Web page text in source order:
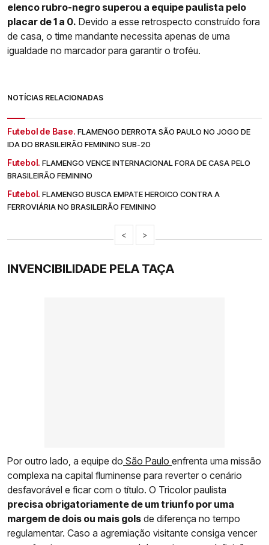
elenco rubro-negro superou a equipe paulista pelo
placar de 1 a 0. Devido a esse retrospecto construído fora
de casa, o time mandante necessita apenas de uma
igualdade no marcador para garantir o troféu.
NOTÍCIAS RELACIONADAS
Futebol de Base. FLAMENGO DERROTA SÃO PAULO NO JOGO DE
IDA DO BRASILEIRÃO FEMININO SUB-20
Futebol. FLAMENGO VENCE INTERNACIONAL FORA DE CASA PELO
BRASILEIRÃO FEMININO
Futebol. FLAMENGO BUSCA EMPATE HEROICO CONTRA A
FERROVIÁRIA NO BRASILEIRÃO FEMININO
< >
INVENCIBILIDADE PELA TAÇA
Por outro lado, a equipe do São Paulo enfrenta uma missão
complexa na capital fluminense para reverter o cenário
desfavorável e ficar com o título. O Tricolor paulista
precisa obrigatoriamente de um triunfo por uma
margem de dois ou mais gols de diferença no tempo
regulamentar. Caso a agremiação visitante consiga vencer